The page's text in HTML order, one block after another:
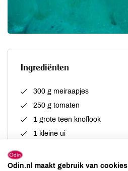
Ingrediënten
300 g meiraapjes
250 g tomaten
1 grote teen knoflook
1 kleine ui
1/2 tl gedroogde oregano
Odin.nl maakt gebruik van cookies